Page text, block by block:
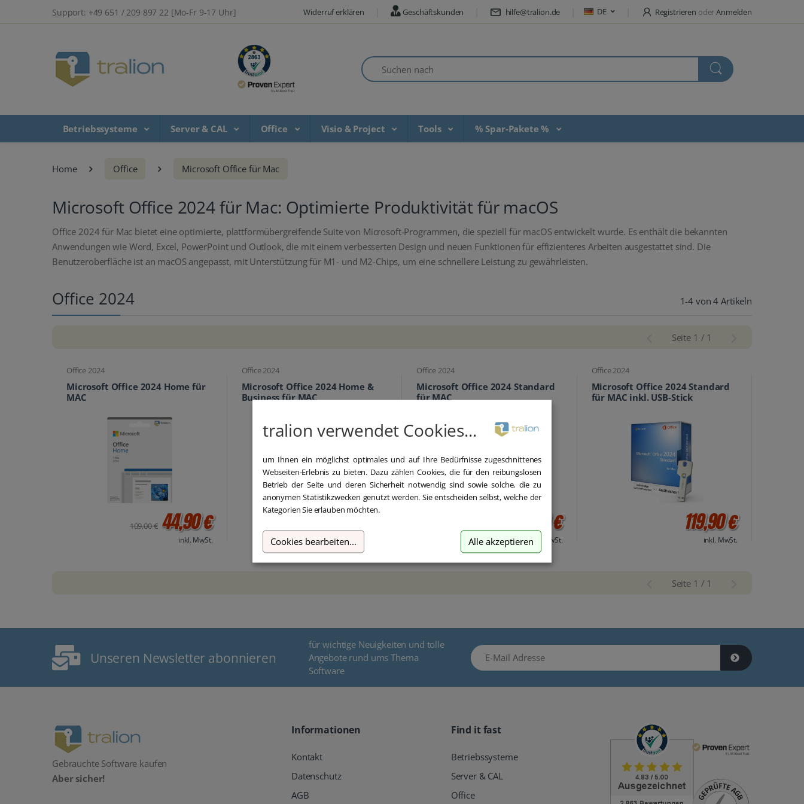
Support: +49 651 / 209 897 22 [Mo-Fr 9-17 Uhr] Widerruf erklären Geschäftskunden hilfe@tralion.de DE Registrieren oderAnmelden
Suchen nach
Betriebssysteme Server & CAL Office Visio & Project Tools % Spar-Pakete %
Home Office Microsoft Office für Mac
Microsoft Office 2024 für Mac: Optimierte Produktivität für macOS
Office 2024 für Mac bietet eine optimierte, plattformübergreifende Suite von Microsoft-Programmen, die speziell für macOS entwickelt wurde. Es enthält die bekannten
Anwendungen wie Word, Excel, PowerPoint und Outlook, die mit einem verbesserten Design und neuen Funktionen für effizienteres Arbeiten ausgestattet sind. Die
Benutzeroberfläche ist an macOS angepasst, mit Unterstützung für M1- und M2-Chips, um eine schnellere Leistung zu gewährleisten.
Office 2024 1-4 von 4 Artikeln
Seite 1 / 1
Office 2024
Microsoft Office 2024 Home für
MAC
109,00 € 44,90 €
inkl. MwSt.
Office 2024
Microsoft Office 2024 Home &
Business für MAC
84,90 €
Office 2024
Microsoft Office 2024 Standard
für MAC
109,90 €
inkl. MwSt.
Office 2024
Microsoft Office 2024 Standard
für MAC inkl. USB-Stick
119,90 €
inkl. MwSt.
Seite 1 / 1
Unseren Newsletter abonnieren
für wichtige Neuigkeiten und tolle
Angebote rund ums Thema
Software
E-Mail Adresse
Gebrauchte Software kaufen
Aber sicher!
Informationen
Kontakt
Datenschutz
AGB
Find it fast
Betriebssysteme
Server & CAL
Office
tralion verwendet Cookies...
um Ihnen ein möglichst optimales und auf Ihre Bedürfnisse zugeschnittenes
Webseiten-Erlebnis zu bieten. Dazu zählen Cookies, die für den reibungslosen
Betrieb der Seite und deren Sicherheit notwendig sind sowie solche, die zu
anonymen Statistikzwecken genutzt werden. Sie entscheiden selbst, welche der
Kategorien Sie erlauben möchten.
Cookies bearbeiten... Alle akzeptieren